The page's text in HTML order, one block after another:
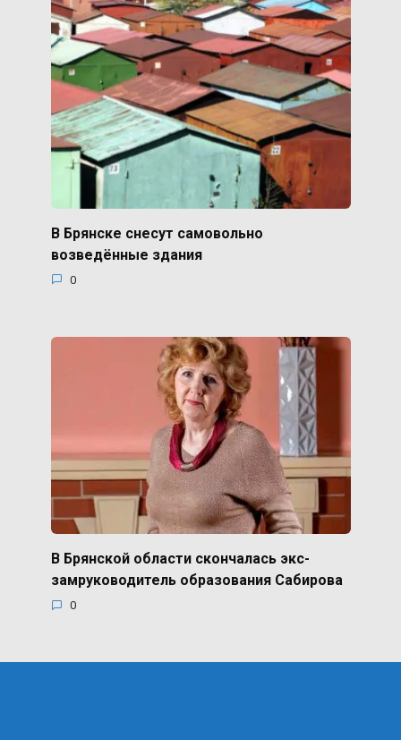
В Брянске снесут самовольно
возведённые здания
0
В Брянской области скончалась экс-
замруководитель образования Сабирова
0